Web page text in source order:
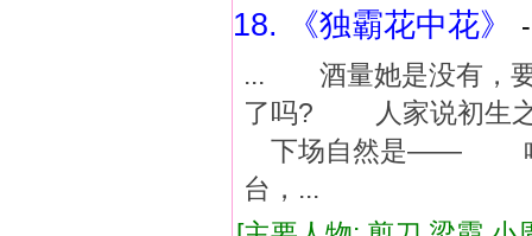
18. 《独霸花中花》
... 酒量她是没有，
了吗? 人家说初生
下场自然是—— 啥
台，...